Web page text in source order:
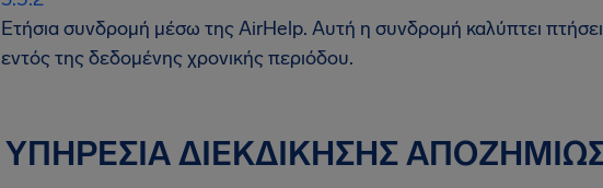
Ετήσια συνδρομή μέσω της AirHelp. Αυτή η συνδρομή καλύπτει
εντός της δεδομένης χρονικής περιόδου.
ΥΠΗΡΕΣΙΑ ΔΙΕΚΔΙΚΗΣΗΣ